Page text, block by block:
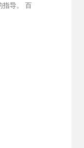
导。
百